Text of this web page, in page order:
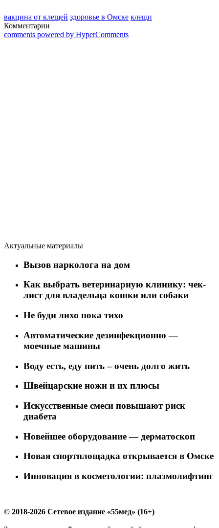
вакцина от клещей здоровье в Омске клещи
Комментарии
comments powered by HyperComments
Актуальные материалы
Вызов нарколога на дом
Как выбрать ветеринарную клинику: чек-
лист для владельца кошки или собаки
Не буди лихо пока тихо
Автоматические дезинфекционно —
моечные машины
Воду есть, еду пить – очень долго жить
Швейцарские ножи и их плюсы
Искусственные смеси повышают риск
диабета
Новейшее оборудование — дерматоскоп
Новая спортплощадка открывается в Омске
Инновация в косметологии: плазмолифтинг
© 2018-2026 Сетевое издание «55мед» (16+)